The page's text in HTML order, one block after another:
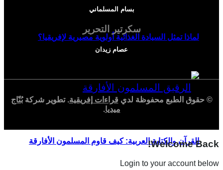
لماذا تمثل السيادة الغذائية أولوية مصيرية لإفريقيا؟
القرآن والكتابة العربية: كيف قاوم المسلمون الأفارقة
بسام المسلماني
سكرتير التحرير
عصام زيدان
© حقوق الطبع محفوظة لدي قراءات إفريقية. تطوير شركةبُنّاج
ميديا.
Welcome Back!
Login to your account below